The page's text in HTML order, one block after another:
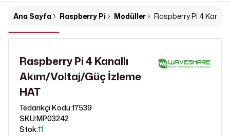
Ana Sayfa Raspberry Pi Modüller Raspberry Pi 4
Raspberry Pi 4 Kanallı
Akım/Voltaj/Güç İzleme
HAT
Tedarikçi Kodu:17539
SKU:MP03242
Stok:11